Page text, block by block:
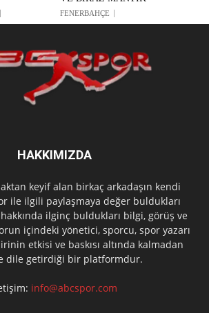
FENERBAHÇE
HAKKIMIZDA
keyif alan birkaç arkadaşın kendi
ile ilgili paylaşmaya değer buldukları
ilginç buldukları bilgi, görüş ve
içindeki yönetici, sporcu, spor yazarı
etkisi ve baskısı altında kalmadan
dile getirdiği bir platformdur.
info@abcspor.com